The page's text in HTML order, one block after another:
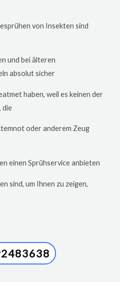
von Insekten sind
und bei älteren
absolut sicher
haben, weil es keinen der
die
oder anderem Zeug
einen Sprühservice anbieten
sind, um Ihnen zu zeigen,